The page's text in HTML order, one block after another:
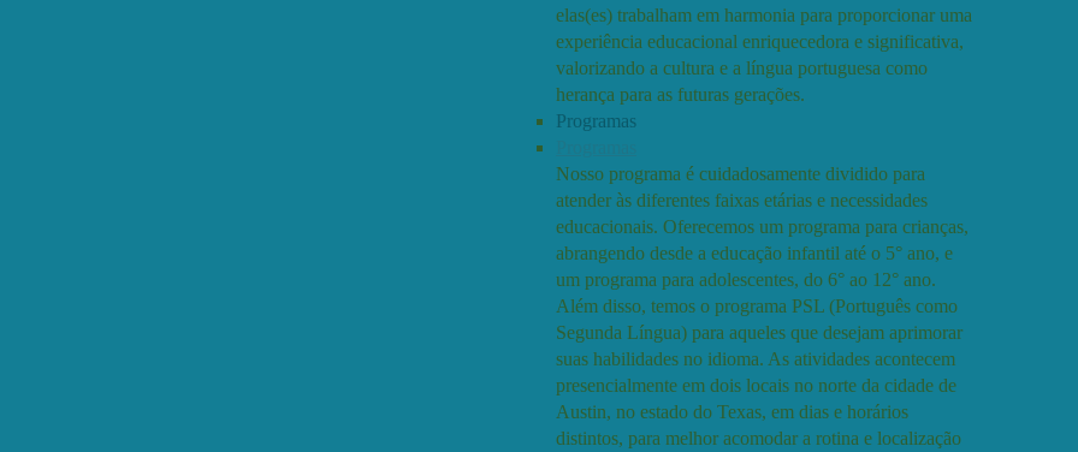
elas(es) trabalham em harmonia para proporcionar uma
experiência educacional enriquecedora e significativa,
valorizando a cultura e a língua portuguesa como
herança para as futuras gerações.
Programas
Nosso programa é cuidadosamente dividido para
atender às diferentes faixas etárias e necessidades
educacionais. Oferecemos um programa para crianças,
abrangendo desde a educação infantil até o 5° ano, e
um programa para adolescentes, do 6° ao 12° ano.
Além disso, temos o programa PSL (Português como
Segunda Língua) para aqueles que desejam aprimorar
suas habilidades no idioma. As atividades acontecem
presencialmente em dois locais no norte da cidade de
Austin, no estado do Texas, em dias e horários
distintos, para melhor acomodar a rotina e localização